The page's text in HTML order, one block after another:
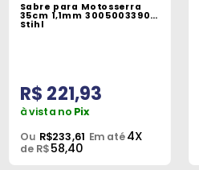
Sabre para Motosserra
35cm 1,1mm 30050033909
Stihl
R$ 221,93
à vista no Pix
Ou R$233,61 Em até4X
de R$58,40